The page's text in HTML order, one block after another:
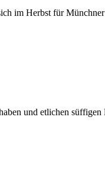
im Herbst für
und etlichen